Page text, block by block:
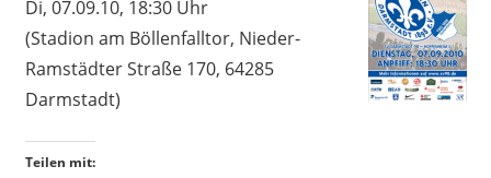
Di, 07.09.10, 18:30 Uhr
(Stadion am Böllenfalltor, Nieder-
Ramstädter Straße 170, 64285
Darmstadt)
Teilen mit: